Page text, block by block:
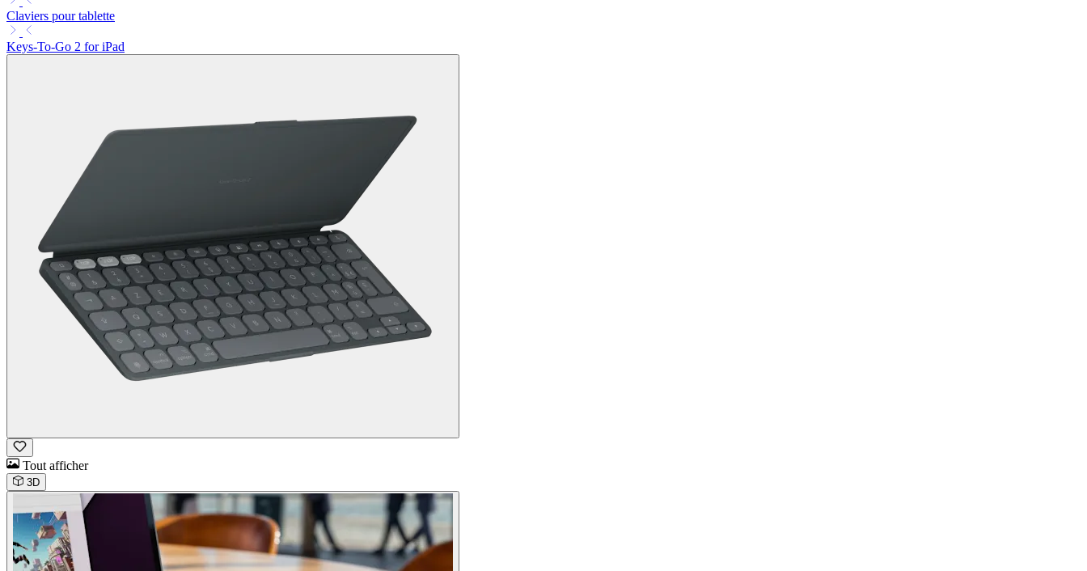
Claviers pour tablette
Keys-To-Go 2 for iPad
Tout afficher
3D